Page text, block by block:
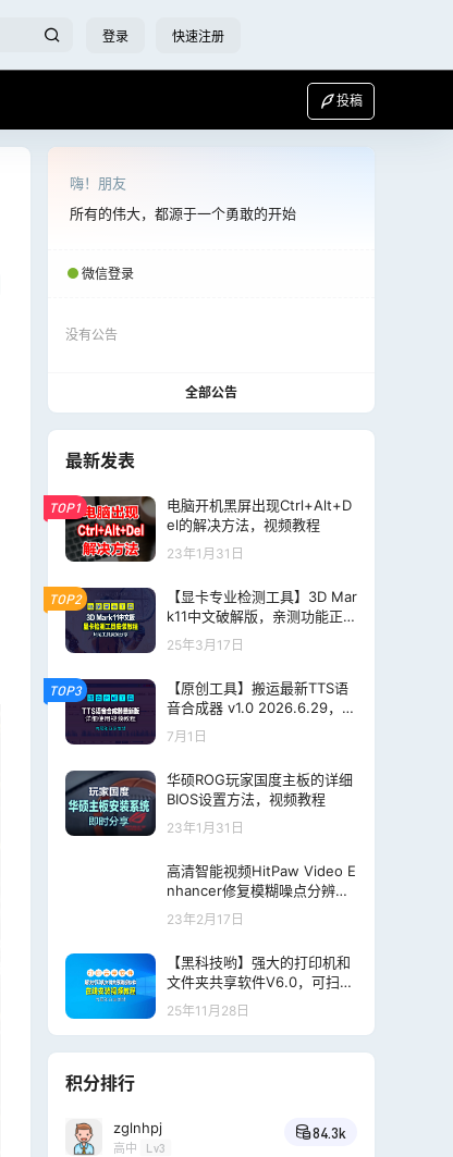
登录 快速注册
投稿
嗨！朋友
所有的伟大，都源于一个勇敢的开始
微信登录
没有公告
全部公告
最新发表
TOP1
电脑开机黑屏出现Ctrl+Alt+D
el的解决方法，视频教程
23年1月31日
TOP2
【显卡专业检测工具】3D Mar
k11中文破解版，亲测功能正
常，片尾附分享地址下载，低
调使用哈！
25年3月17日
TOP3
【原创工具】搬运最新TTS语
音合成器 v1.0 2026.6.29，标
准版+精简版双版本分享
7月1日
华硕ROG玩家国度主板的详细
BIOS设置方法，视频教程
23年1月31日
高清智能视频HitPaw Video E
nhancer修复模糊噪点分辨率
专业中文版附激活教程
23年2月17日
【黑科技哟】强大的打印机和
文件夹共享软件V6.0，可扫描
全网IP地址和MAC地址，片尾
附下载地址
25年11月28日
积分排行
zglnhpj
高中 Lv3
84.3k